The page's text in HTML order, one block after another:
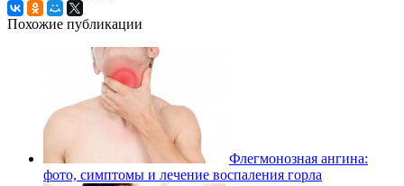
Похожие публикации
Флегмонозная ангина:
фото, симптомы и лечение воспаления горла